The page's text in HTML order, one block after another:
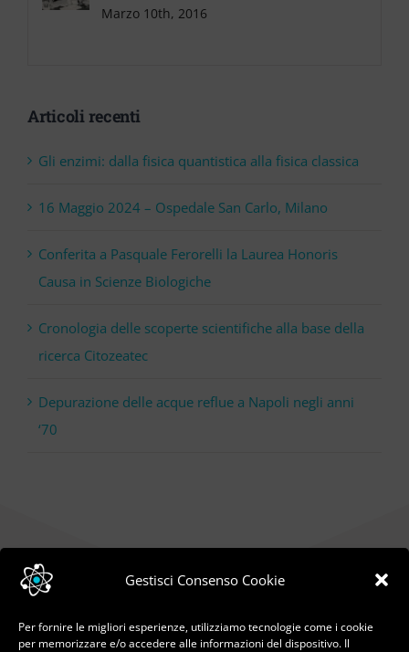
Gestisci Consenso Cookie
Per fornire le migliori esperienze, utilizziamo tecnologie come i cookie
per memorizzare e/o accedere alle informazioni del dispositivo. Il
Marzo 10th, 2016
Articoli recenti
Gli enzimi: dalla fisica quantistica alla fisica classica
16 Maggio 2024 – Ospedale San Carlo, Milano
Conferita a Pasquale Ferorelli la Laurea Honoris
Causa in Scienze Biologiche
Cronologia delle scoperte scientifiche alla base della
ricerca Citozeatec
Depurazione delle acque reflue a Napoli negli anni
‘70